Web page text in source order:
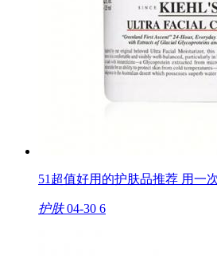
51超值好用的护肤品推荐 用一
护肤 04-30 6